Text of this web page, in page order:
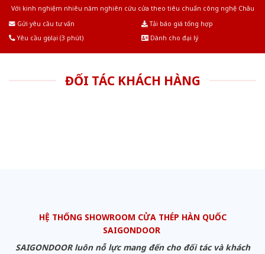
Với kinh nghiệm nhiêu năm nghiên cứu cửa theo tiêu chuẩn công nghệ Châu
Gửi yêu cầu tư vấn
Tải báo giá tổng hợp
Yêu cầu gọi lại (3 phút)
Dành cho đại lý
ĐỐI TÁC KHÁCH HÀNG
HỆ THỐNG SHOWROOM CỬA THÉP HÀN QUỐC
SAIGONDOOR
SAIGONDOOR luôn nỗ lực mang đến cho đối tác và khách